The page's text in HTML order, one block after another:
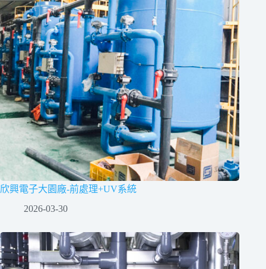
欣興電子大園廠-前處理+UV系統
2026-03-30